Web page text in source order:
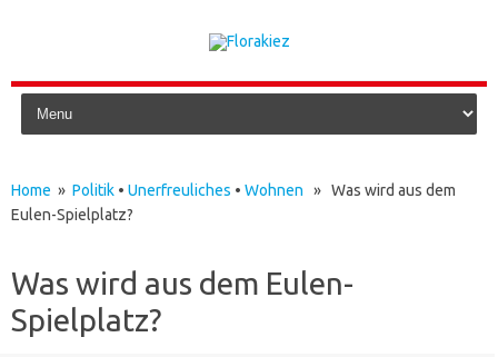
Skip to content
Home » Politik • Unerfreuliches • Wohnen » Was wird aus dem
Eulen-Spielplatz?
Was wird aus dem Eulen-
Spielplatz?